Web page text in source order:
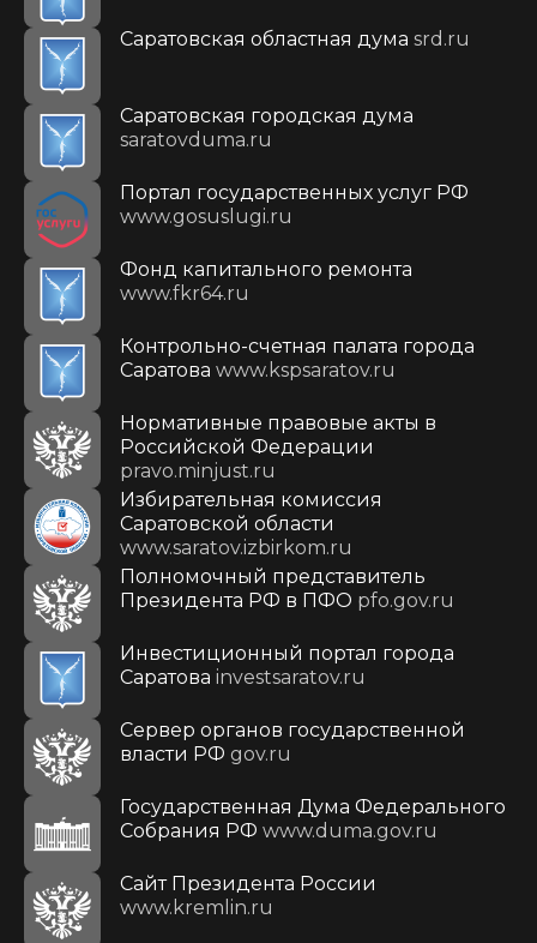
Саратовская областная дума srd.ru
Саратовская городская дума
saratovduma.ru
Портал государственных услуг РФ
www.gosuslugi.ru
Фонд капитального ремонта
www.fkr64.ru
Контрольно-счетная палата города
Саратова www.kspsaratov.ru
Нормативные правовые акты в
Российской Федерации
pravo.minjust.ru
Избирательная комиссия
Саратовской области
www.saratov.izbirkom.ru
Полномочный представитель
Президента РФ в ПФО pfo.gov.ru
Инвестиционный портал города
Саратова investsaratov.ru
Сервер органов государственной
власти РФ gov.ru
Государственная Дума Федерального
Собрания РФ www.duma.gov.ru
Cайт Президента России
www.kremlin.ru